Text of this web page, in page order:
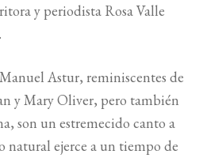
y periodista Rosa Valle
Astur, reminiscentes de
y Mary Oliver, pero también
son un estremecido canto a
natural ejerce a un tiempo de